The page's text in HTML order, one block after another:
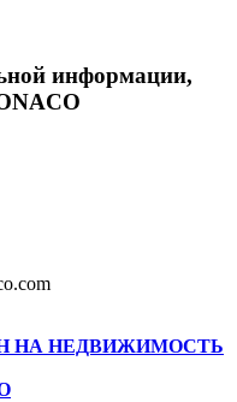
информации,
НА НЕДВИЖИМОСТЬ